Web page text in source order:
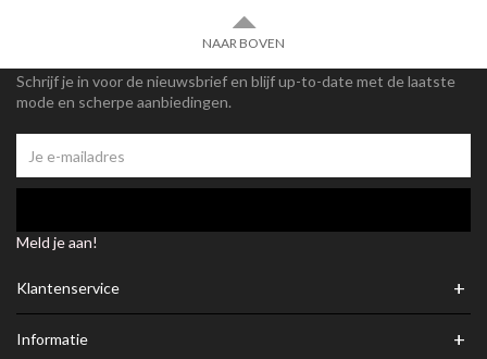
NAAR BOVEN
Schrijf je in voor de nieuwsbrief en blijf up-to-date met de laatste
mode en scherpe aanbiedingen.
Meld je aan!
Klantenservice +
Informatie +